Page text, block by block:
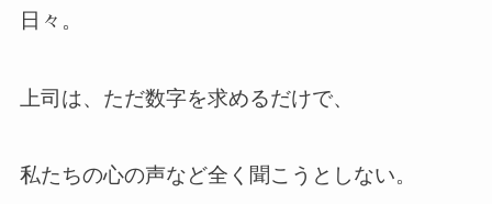
日々。
上司は、ただ数字を求めるだけで、
私たちの心の声など全く聞こうとしない。